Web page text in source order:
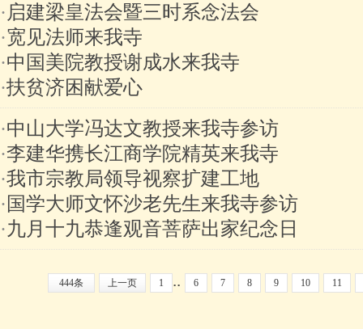
· 启建梁皇法会暨三时系念法会
·宽见法师来我寺
·中国美院教授谢成水来我寺
·扶贫济困献爱心
·中山大学冯达文教授来我寺参访
·李建华携长江商学院精英来我寺
·我市宗教局领导视察扩建工地
·国学大师文怀沙老先生来我寺参访
·九月十九恭逢观音菩萨出家纪念日
444条 上一页 1 .. 6 7 8 9 10 11